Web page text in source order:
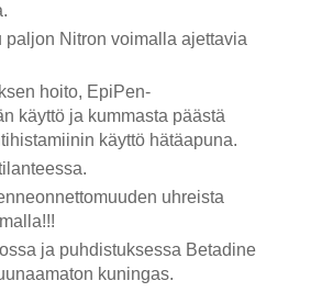
paljon Nitron voimalla ajettavia
hoito, EpiPen-
käyttö ja kummasta päästä
käyttö hätäapuna.
uhreista
ja puhdistuksessa Betadine
kuningas.